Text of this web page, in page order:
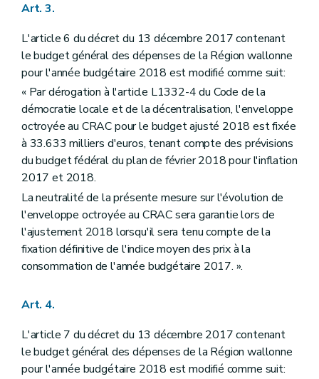
Art. 3.
L'article 6 du décret du 13 décembre 2017 contenant
le budget général des dépenses de la Région wallonne
pour l'année budgétaire 2018 est modifié comme suit:
« Par dérogation à l'article L1332-4 du Code de la
démocratie locale et de la décentralisation, l'enveloppe
octroyée au CRAC pour le budget ajusté 2018 est fixée
à 33.633 milliers d'euros, tenant compte des prévisions
du budget fédéral du plan de février 2018 pour l'inflation
2017 et 2018.
La neutralité de la présente mesure sur l'évolution de
l'enveloppe octroyée au CRAC sera garantie lors de
l'ajustement 2018 lorsqu'il sera tenu compte de la
fixation définitive de l'indice moyen des prix à la
consommation de l'année budgétaire 2017. ».
Art. 4.
L'article 7 du décret du 13 décembre 2017 contenant
le budget général des dépenses de la Région wallonne
pour l'année budgétaire 2018 est modifié comme suit: